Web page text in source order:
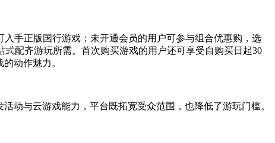
手正版国行游戏；未开通会员的用户可参与组合优惠购，选
配齐游玩所需。首次购买游戏的用户还可享受自购买日起30
动作魅力。
动与云游戏能力，平台既拓宽受众范围，也降低了游玩门槛。